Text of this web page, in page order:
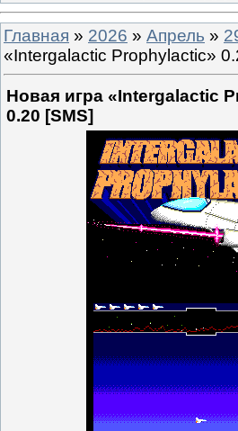
Главная » 2026 » Апрель »
«Intergalactic Prophylactic»
Новая игра «Intergalactic
0.20 [SMS]